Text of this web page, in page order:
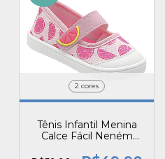
2 cores
Tênis Infantil Menina
Calce Fácil Neném